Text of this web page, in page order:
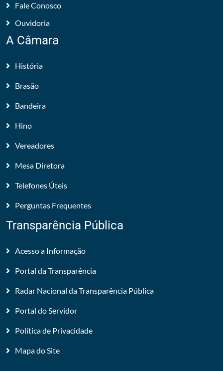
Fale Conosco
Ouvidoria
A Câmara
História
Brasão
Bandeira
Hino
Vereadores
Mesa Diretora
Telefones Úteis
Perguntas Frequentes
Transparência Pública
Acesso a Informação
Portal da Transparência
Radar Nacional da Transparência Pública
Portal do Servidor
Política de Privacidade
Mapa do Site